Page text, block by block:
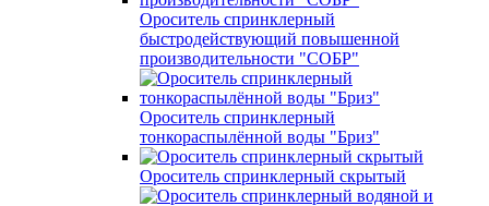
Ороситель спринклерный
быстродействующий повышенной
производительности "СОБР"
Ороситель спринклерный
тонкораспылённой воды "Бриз"
Ороситель спринклерный скрытый